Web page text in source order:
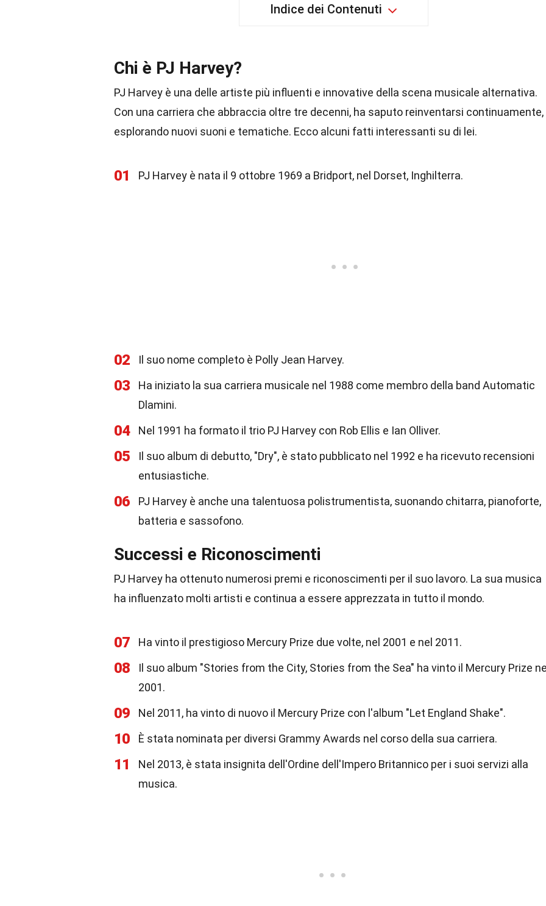
Indice dei Contenuti
Chi è PJ Harvey?
PJ Harvey è una delle artiste più influenti e innovative della scena musicale alternativa.
Con una carriera che abbraccia oltre tre decenni, ha saputo reinventarsi continuamente,
esplorando nuovi suoni e tematiche. Ecco alcuni fatti interessanti su di lei.
01 PJ Harvey è nata il 9 ottobre 1969 a Bridport, nel Dorset, Inghilterra.
02 Il suo nome completo è Polly Jean Harvey.
03
Ha iniziato la sua carriera musicale nel 1988 come membro della band Automatic
Dlamini.
04 Nel 1991 ha formato il trio PJ Harvey con Rob Ellis e Ian Olliver.
05
Il suo album di debutto, "Dry", è stato pubblicato nel 1992 e ha ricevuto recensioni
entusiastiche.
06
PJ Harvey è anche una talentuosa polistrumentista, suonando chitarra, pianoforte,
batteria e sassofono.
Successi e Riconoscimenti
PJ Harvey ha ottenuto numerosi premi e riconoscimenti per il suo lavoro. La sua musica
ha influenzato molti artisti e continua a essere apprezzata in tutto il mondo.
07 Ha vinto il prestigioso Mercury Prize due volte, nel 2001 e nel 2011.
08
Il suo album "Stories from the City, Stories from the Sea" ha vinto il Mercury Prize
2001.
09 Nel 2011, ha vinto di nuovo il Mercury Prize con l'album "Let England Shake".
10 È stata nominata per diversi Grammy Awards nel corso della sua carriera.
11
Nel 2013, è stata insignita dell'Ordine dell'Impero Britannico per i suoi servizi alla
musica.